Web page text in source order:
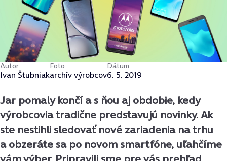
Autor
Ivan Štubniak
Foto
archív výrobcov
Dátum
6. 5. 2019
Jar pomaly končí a s ňou aj obdobie, kedy
výrobcovia tradične predstavujú novinky. Ak
ste nestihli sledovať nové zariadenia na trhu
a obzeráte sa po novom smartfóne, uľahčíme